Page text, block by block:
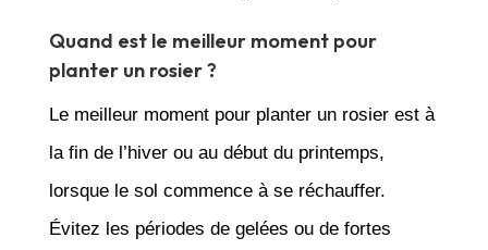
Quand est le meilleur moment pour
planter un rosier ?
Le meilleur moment pour planter un rosier est à
la fin de l’hiver ou au début du printemps,
lorsque le sol commence à se réchauffer.
Évitez les périodes de gelées ou de fortes